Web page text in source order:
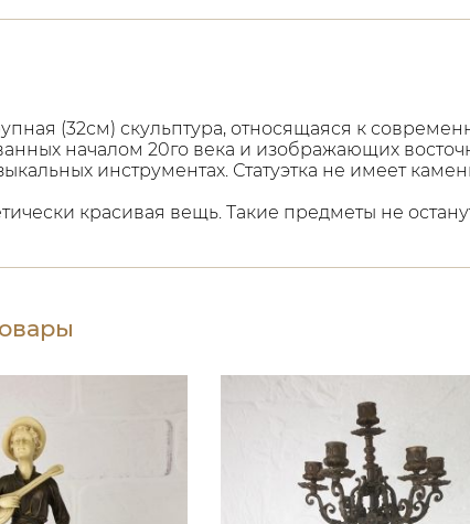
(32см) скульптура, относящаяся к
началом 20го века и изображающих
инструментах. Статуэтка не имеет
красивая вещь. Такие предметы не